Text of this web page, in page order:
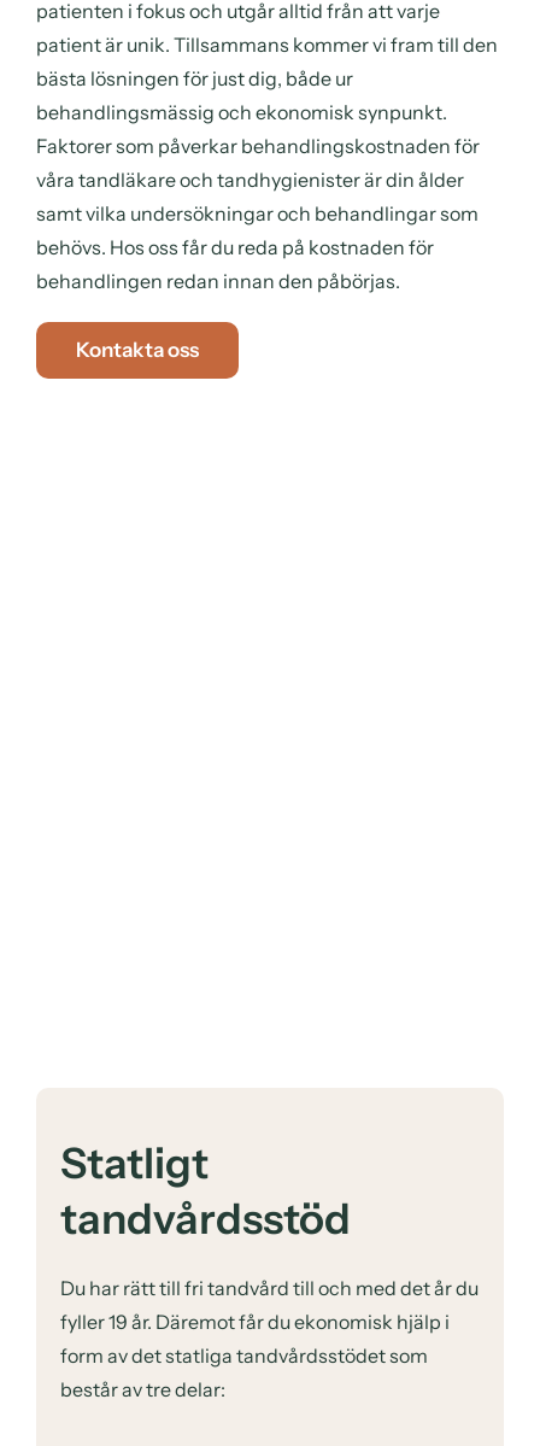
patienten i fokus och utgår alltid från att varje
patient är unik. Tillsammans kommer vi fram till den
bästa lösningen för just dig, både ur
behandlingsmässig och ekonomisk synpunkt.
Faktorer som påverkar behandlingskostnaden för
våra tandläkare och tandhygienister är din ålder
samt vilka undersökningar och behandlingar som
behövs. Hos oss får du reda på kostnaden för
behandlingen redan innan den påbörjas.
Kontakta oss
Statligt
tandvårdsstöd
Du har rätt till fri tandvård till och med det år du
fyller 19 år. Däremot får du ekonomisk hjälp i
form av det statliga tandvårdsstödet som
består av tre delar: